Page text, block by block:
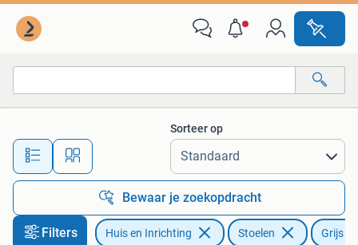
Alle afstanden…
Sorteer op
Bewaar je zoekopdracht
Filters Huis en Inrichting Stoelen Grijs